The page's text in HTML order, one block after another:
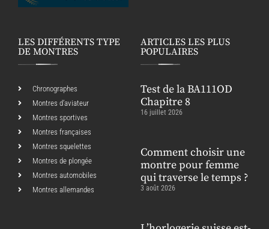
LES DIFFÉRENTS TYPE
DE MONTRES
Chronographes
Montres d’aviateur
Montres sportives
Montres françaises
Montres squelettes
Montres de plongée
Montres automobiles
Montres allemandes
ARTICLES LES PLUS
POPULAIRES
Test de la BA111OD
Chapitre 8
16 juillet 2026
Comment choisir une
montre pour femme
qui traverse le temps ?
3 août 2026